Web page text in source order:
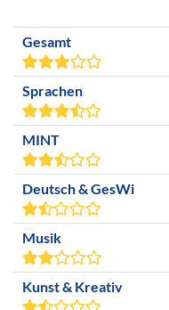
Gesamt
Sprachen
MINT
Deutsch & GesWi
Musik
Kunst & Kreativ